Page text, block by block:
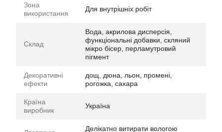
Зона
використання
Для внутрішніх робіт
Склад
Вода, акрилова дисперсія,
функціональні добавки, скляний
мікро бісер, перламутровий
пігмент
Декоративні
ефекти
дощ, дюна, льон, промені,
рогожка, сахара
Країна
виробник
Україна
Делікатно витирати вологою